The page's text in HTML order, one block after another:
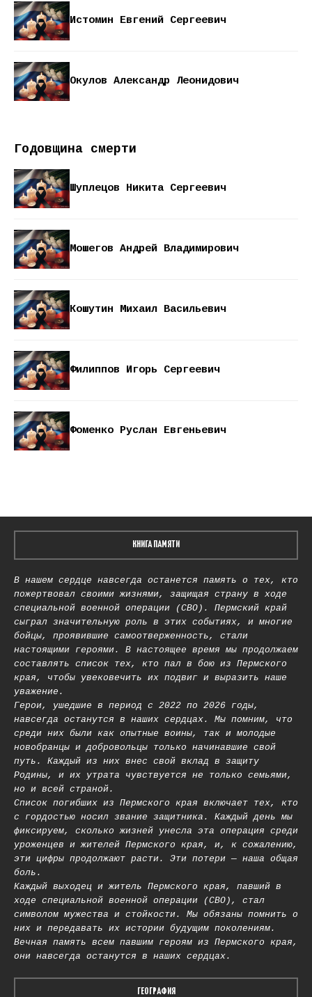
Истомин Евгений Сергеевич
Окулов Александр Леонидович
Годовщина смерти
Шуплецов Никита Сергеевич
Мошегов Андрей Владимирович
Кошутин Михаил Васильевич
Филиппов Игорь Сергеевич
Фоменко Руслан Евгеньевич
КНИГА ПАМЯТИ
В нашем сердце навсегда останется память о тех, кто
пожертвовал своими жизнями, защищая страну в ходе
специальной военной операции (СВО). Пермский край
сыграл значительную роль в этих событиях, и многие
бойцы, проявившие самоотверженность, стали
настоящими героями. В настоящее время мы продолжаем
составлять список тех, кто пал в бою из Пермского
края, чтобы увековечить их подвиг и выразить наше
уважение.
Герои, ушедшие в период с 2022 по 2026 годы,
навсегда останутся в наших сердцах. Мы помним, что
среди них были как опытные воины, так и молодые
новобранцы и добровольцы только начинавшие свой
путь. Каждый из них внес свой вклад в защиту
Родины, и их утрата чувствуется не только семьями,
но и всей страной.
Список погибших из Пермского края включает тех, кто
с гордостью носил звание защитника. Каждый день мы
фиксируем, сколько жизней унесла эта операция среди
уроженцев и жителей Пермского края, и, к сожалению,
эти цифры продолжают расти. Эти потери — наша общая
боль.
Каждый выходец и житель Пермского края, павший в
ходе специальной военной операции (СВО), стал
символом мужества и стойкости. Мы обязаны помнить о
них и передавать их истории будущим поколениям.
Вечная память всем павшим героям из Пермского края,
они навсегда останутся в наших сердцах.
ГЕОГРАФИЯ